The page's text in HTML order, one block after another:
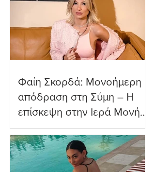
πραγματικότητα»
Φαίη Σκορδά: Μονοήμερη
απόδραση στη Σύμη – Η
επίσκεψη στην Ιερά Μονή
Πανορμίτη